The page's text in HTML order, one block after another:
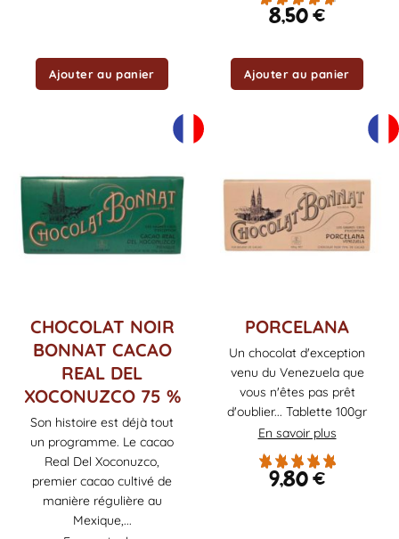
Ajouter au panier
8,50€
Ajouter au panier
CHOCOLAT NOIR
BONNAT CACAO
REAL DEL
XOCONUZCO 75 %
Son histoire est déjà tout
un programme. Le cacao
Real Del Xoconuzco,
premier cacao cultivé de
manière régulière au
Mexique,...
PORCELANA
Un chocolat d'exception
venu du Venezuela que
vous n'êtes pas prêt
d'oublier... Tablette 100gr
En savoir plus
9,80€